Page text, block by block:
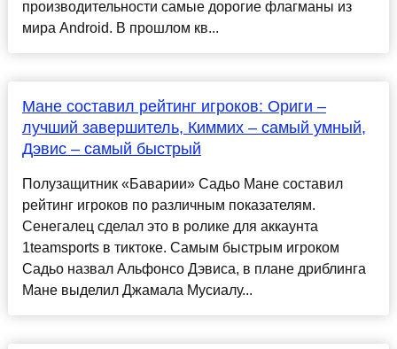
производительности самые дорогие флагманы из
мира Android. В прошлом кв...
Мане составил рейтинг игроков: Ориги –
лучший завершитель, Киммих – самый умный,
Дэвис – самый быстрый
Полузащитник «Баварии» Садьо Мане составил
рейтинг игроков по различным показателям.
Сенегалец сделал это в ролике для аккаунта
1teamsports в тиктоке. Самым быстрым игроком
Садьо назвал Альфонсо Дэвиса, в плане дриблинга
Мане выделил Джамала Мусиалу...